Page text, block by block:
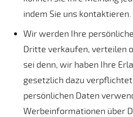
indem Sie uns kontaktieren.
Wir werden Ihre
Dritte verkaufen, verteilen
sei denn, wir haben Ihre
gesetzlich dazu
persönlichen Daten
Werbeinformationen über